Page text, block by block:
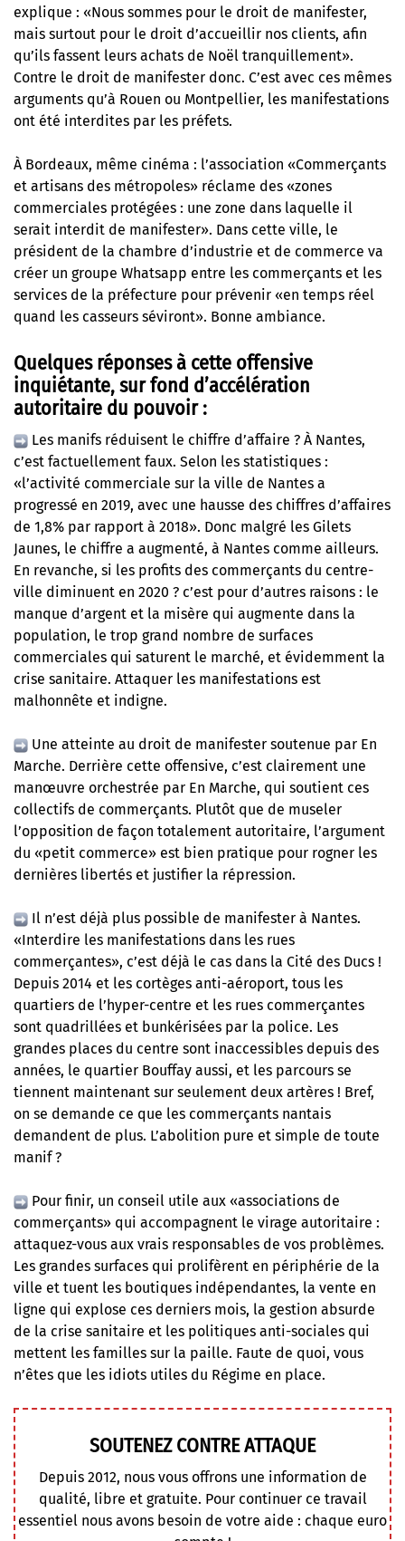
explique : «Nous sommes pour le droit de manifester,
mais surtout pour le droit d’accueillir nos clients, afin
qu’ils fassent leurs achats de Noël tranquillement».
Contre le droit de manifester donc. C’est avec ces mêmes
arguments qu’à Rouen ou Montpellier, les manifestations
ont été interdites par les préfets.
À Bordeaux, même cinéma : l’association «Commerçants
et artisans des métropoles» réclame des «zones
commerciales protégées : une zone dans laquelle il
serait interdit de manifester». Dans cette ville, le
président de la chambre d’industrie et de commerce va
créer un groupe Whatsapp entre les commerçants et les
services de la préfecture pour prévenir «en temps réel
quand les casseurs séviront». Bonne ambiance.
Quelques réponses à cette offensive
inquiétante, sur fond d’accélération
autoritaire du pouvoir :
Les manifs réduisent le chiffre d’affaire ? À Nantes,
c’est factuellement faux. Selon les statistiques :
«l’activité commerciale sur la ville de Nantes a
progressé en 2019, avec une hausse des chiffres d’affaires
de 1,8% par rapport à 2018». Donc malgré les Gilets
Jaunes, le chiffre a augmenté, à Nantes comme ailleurs.
En revanche, si les profits des commerçants du centre-
ville diminuent en 2020 ? c’est pour d’autres raisons : le
manque d’argent et la misère qui augmente dans la
population, le trop grand nombre de surfaces
commerciales qui saturent le marché, et évidemment la
crise sanitaire. Attaquer les manifestations est
malhonnête et indigne.
Une atteinte au droit de manifester soutenue par En
Marche. Derrière cette offensive, c’est clairement une
manœuvre orchestrée par En Marche, qui soutient ces
collectifs de commerçants. Plutôt que de museler
l’opposition de façon totalement autoritaire, l’argument
du «petit commerce» est bien pratique pour rogner les
dernières libertés et justifier la répression.
Il n’est déjà plus possible de manifester à Nantes.
«Interdire les manifestations dans les rues
commerçantes», c’est déjà le cas dans la Cité des Ducs !
Depuis 2014 et les cortèges anti-aéroport, tous les
quartiers de l’hyper-centre et les rues commerçantes
sont quadrillées et bunkérisées par la police. Les
grandes places du centre sont inaccessibles depuis des
années, le quartier Bouffay aussi, et les parcours se
tiennent maintenant sur seulement deux artères ! Bref,
on se demande ce que les commerçants nantais
demandent de plus. L’abolition pure et simple de toute
manif ?
Pour finir, un conseil utile aux «associations de
commerçants» qui accompagnent le virage autoritaire :
attaquez-vous aux vrais responsables de vos problèmes.
Les grandes surfaces qui prolifèrent en périphérie de la
ville et tuent les boutiques indépendantes, la vente en
ligne qui explose ces derniers mois, la gestion absurde
de la crise sanitaire et les politiques anti-sociales qui
mettent les familles sur la paille. Faute de quoi, vous
n’êtes que les idiots utiles du Régime en place.
SOUTENEZ CONTRE ATTAQUE
Depuis 2012, nous vous offrons une information de
qualité, libre et gratuite. Pour continuer ce travail
essentiel nous avons besoin de votre aide : chaque euro